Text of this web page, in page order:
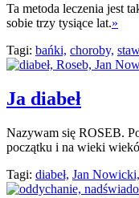
Ta metoda leczenia jest
sobie trzy tysiące lat.»
Tagi: bańki, choroby,
Ja diabeł
Nazywam się ROSEB.
początku i na wieki
Tagi: diabeł, Jan Nowicki,